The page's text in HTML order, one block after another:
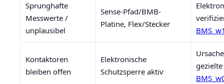
Sprunghafte
Messwerte /
unplausibel
Sense-Pfad/BMB-
Platine, Flex/Stecker
Kontaktoren
bleiben offen
Elektronische
Schutzsperre aktiv